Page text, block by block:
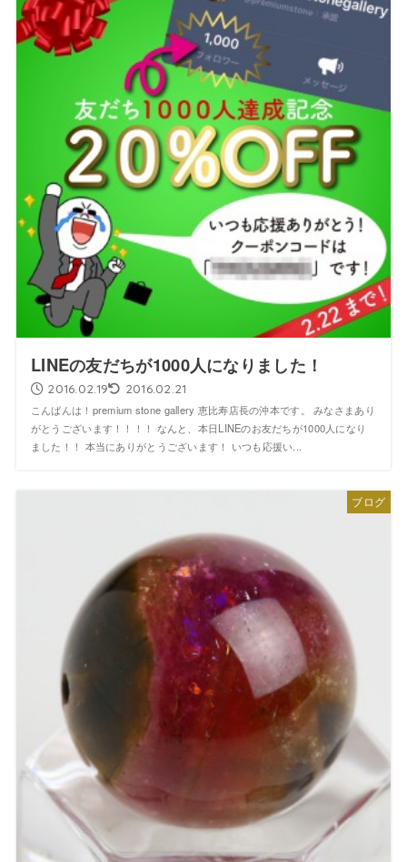
LINEの友だちが1000人になりました！
2016.02.19 2016.02.21
こんばんは！premium stone gallery 恵比寿店長の沖本です。 みなさまあり
がとうございます！！！！ なんと、本日LINEのお友だちが1000人になり
ました！！ 本当にありがとうございます！ いつも応援い...
ブログ